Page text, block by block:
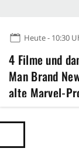
Heute - 10:30
4 Filme und
Man Brand
alte Marvel-
noch nicht